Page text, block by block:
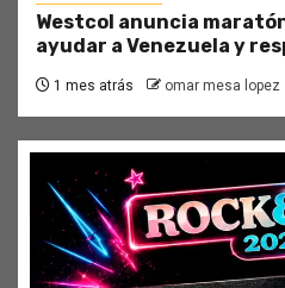
Westcol anuncia
ayudar a Venezuela y
1 mes atrás omar mesa lopez